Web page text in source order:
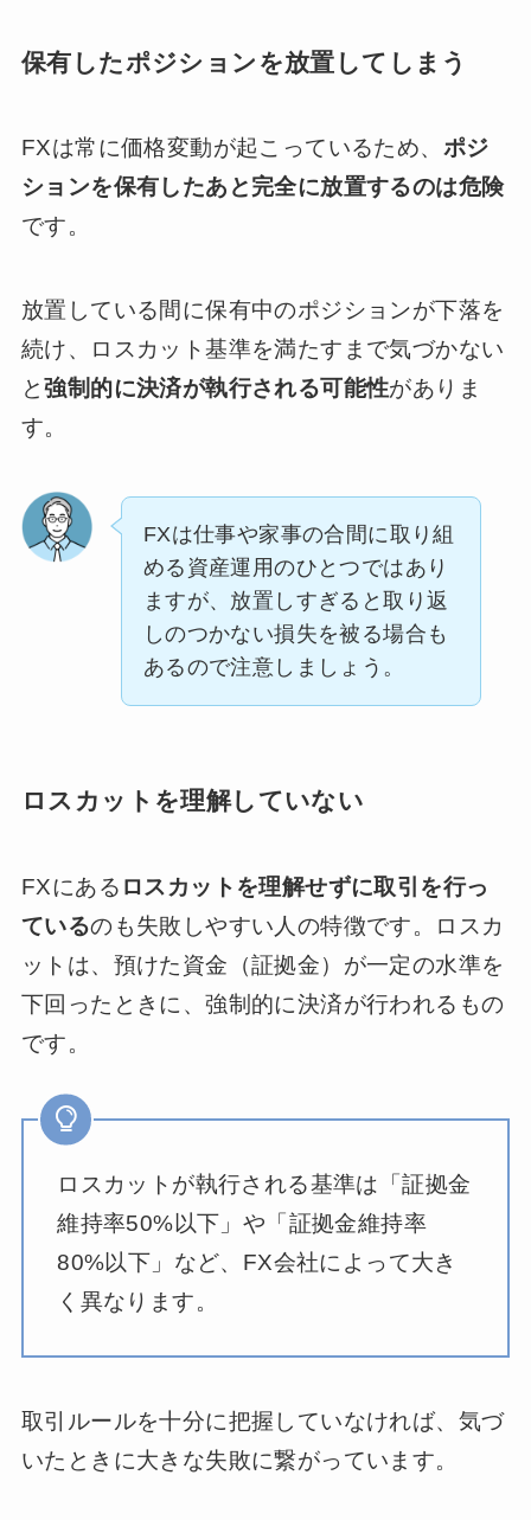
保有したポジションを放置してしまう
FXは常に価格変動が起こっているため、 ポジ
ションを保有したあと完全に放置するのは危険
です。
放置している間に保有中のポジションが下落を
続け、ロスカット基準を満たすまで気づかない
と強制的に決済が執行される可能性がありま
す。
FXは仕事や家事の合間に取り組
める資産運用のひとつではあり
ますが、放置しすぎると取り返
しのつかない損失を被る場合も
あるので注意しましょう。
ロスカットを理解していない
FXにある ロスカットを理解せずに取引を行っ
ているのも失敗しやすい人の特徴です。ロスカ
ットは、預けた資金（証拠金）が一定の水準を
下回ったときに、強制的に決済が行われるもの
です。
ロスカットが執行される基準は「証拠金
維持率50%以下」や「証拠金維持率
80%以下」など、FX会社によって大き
く異なります。
取引ルールを十分に把握していなければ、気づ
いたときに大きな失敗に繋がっています。